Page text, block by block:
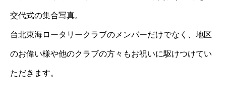
交代式の集合写真。
台北東海ロータリークラブのメンバーだけでなく、地区
のお偉い様や他のクラブの方々もお祝いに駆けつけてい
ただきます。